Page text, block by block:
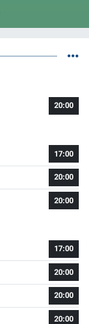
20:00
17:00
20:00
20:00
17:00
20:00
20:00
20:00